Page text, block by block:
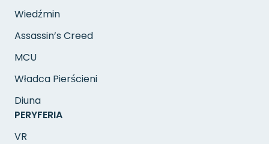
Wiedźmin
Assassin’s Creed
MCU
Władca Pierścieni
Diuna
PERYFERIA
VR